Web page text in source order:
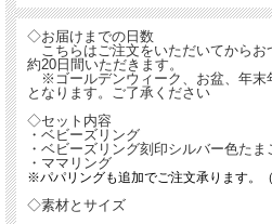
◇お届けまでの日数
こちらはご注文をいただいてからお
約20日間いただきます。
※ゴールデンウィーク、お盆、年末
となります。ご了承ください
◇セット内容
・ベビーズリング
・ベビーズリング刻印シルバー色たま
・ママリング
※パパリングも追加でご注文承ります。
◇素材とサイズ